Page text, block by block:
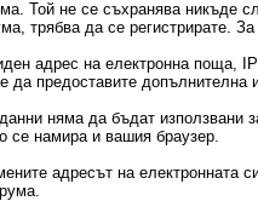
Той не се съхранява никъде
трябва да се регистрирате.
адрес на електронна
предоставите
няма да бъдат използвани
се намира и вашия браузер.
адресът на електронната